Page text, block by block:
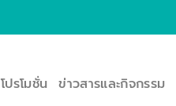
โปรโมชั่น ข่าวสารและกิจกรรม